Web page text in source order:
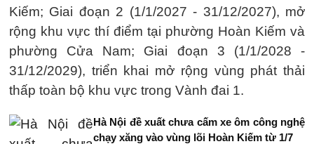
Kiếm; Giai đoạn 2 (1/1/2027 - 31/12/2027), mở
rộng khu vực thí điểm tại phường Hoàn Kiếm và
phường Cửa Nam; Giai đoạn 3 (1/1/2028 -
31/12/2029), triển khai mở rộng vùng phát thải
thấp toàn bộ khu vực trong Vành đai 1.
Hà Nội đề xuất chưa cấm xe ôm công nghệ
chạy xăng vào vùng lõi Hoàn Kiếm từ 1/7